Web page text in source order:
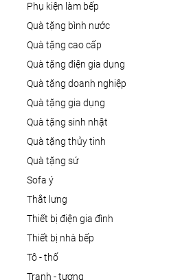
phụ kiện làm bếp
quà tặng bình nước
quà tặng cao cấp
quà tặng điện gia dụng
quà tặng doanh nghiệp
quà tặng gia dụng
quà tặng sinh nhật
quà tặng thủy tinh
quà tặng sứ
sofa ý
thắt lưng
thiết bị điện gia đình
thiết bị nhà bếp
tô - thố
tranh - tượng